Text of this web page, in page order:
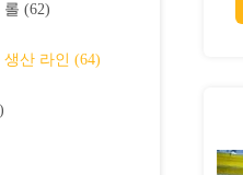
롤 (62)
산 라인 (64)